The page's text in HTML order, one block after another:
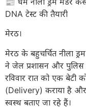
DNA टेस्ट की तैयारी
मेरठ।
मेरठ के बहुचर्चित नीला
ने जेल प्रशासन और पुलिस
रविवार रात को एक बेटी
(Delivery) कराया है और
स्वस्थ बताए जा रहे हैं।